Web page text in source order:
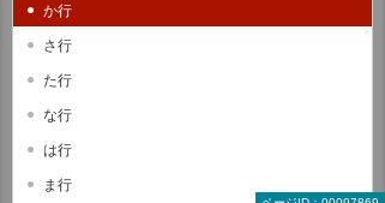
か行
さ行
た行
な行
は行
ま行